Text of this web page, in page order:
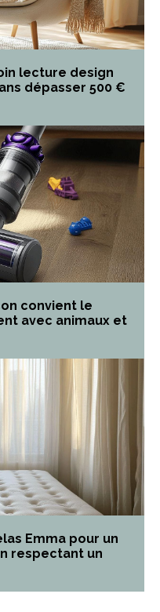
lecture design
dépasser 500 €
convient le
avec animaux et
Emma pour un
respectant un